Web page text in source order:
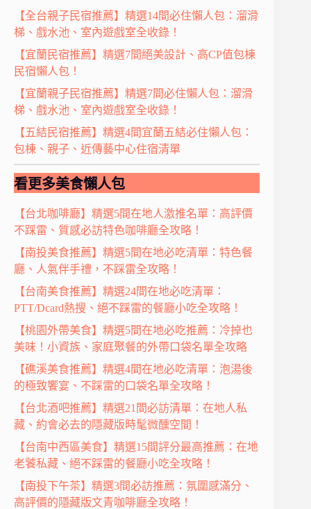
【全台親子民宿推薦】精選14間必住懶人包：溜滑
梯、戲水池、室內遊戲室全收錄！
【宜蘭民宿推薦】精選7間絕美設計、高CP值包棟
民宿懶人包！
【宜蘭親子民宿推薦】精選7間必住懶人包：溜滑
梯、戲水池、室內遊戲室全收錄！
【五結民宿推薦】精選4間宜蘭五結必住懶人包：
包棟、親子、近傳藝中心住宿清單
看更多美食懶人包
【台北咖啡廳】精選5間在地人激推名單：高評價
不踩雷、質感必訪特色咖啡廳全攻略！
【南投美食推薦】精選5間在地必吃清單：特色餐
廳、人氣伴手禮，不踩雷全攻略！
【台南美食推薦】精選24間在地必吃清單：
PTT/Dcard熱搜、絕不踩雷的餐廳小吃全攻略！
【桃園外帶美食】精選5間在地必吃推薦：冷掉也
美味！小資族、家庭聚餐的外帶口袋名單全攻略
【礁溪美食推薦】精選4間在地必吃清單：泡湯後
的極致饗宴、不踩雷的口袋名單全攻略！
【台北酒吧推薦】精選21間必訪清單：在地人私
藏、約會必去的隱藏版時髦微醺空間！
【台南中西區美食】精選15間評分最高推薦：在地
老饕私藏、絕不踩雷的餐廳小吃全攻略！
【南投下午茶】精選3間必訪推薦：氛圍感滿分、
高評價的隱藏版文青咖啡廳全攻略！